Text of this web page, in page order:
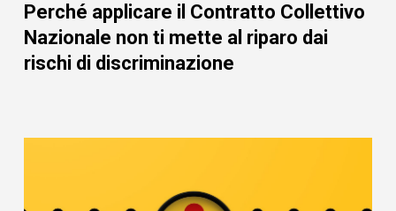
Perché applicare il Contratto Collettivo
Nazionale non ti mette al riparo dai
rischi di discriminazione